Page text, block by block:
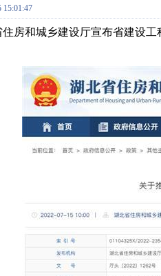
15:01:47
房和城乡建设厅宣布省建设